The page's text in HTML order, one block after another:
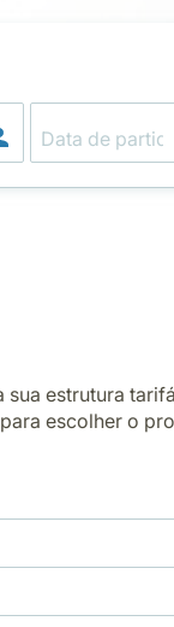
estrutura
escolher o